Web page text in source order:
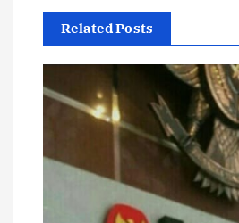
Related Posts